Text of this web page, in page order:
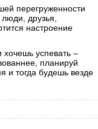
перегруженности
друзья,
настроение
хочешь успевать –
планируй
и тогда будешь везде